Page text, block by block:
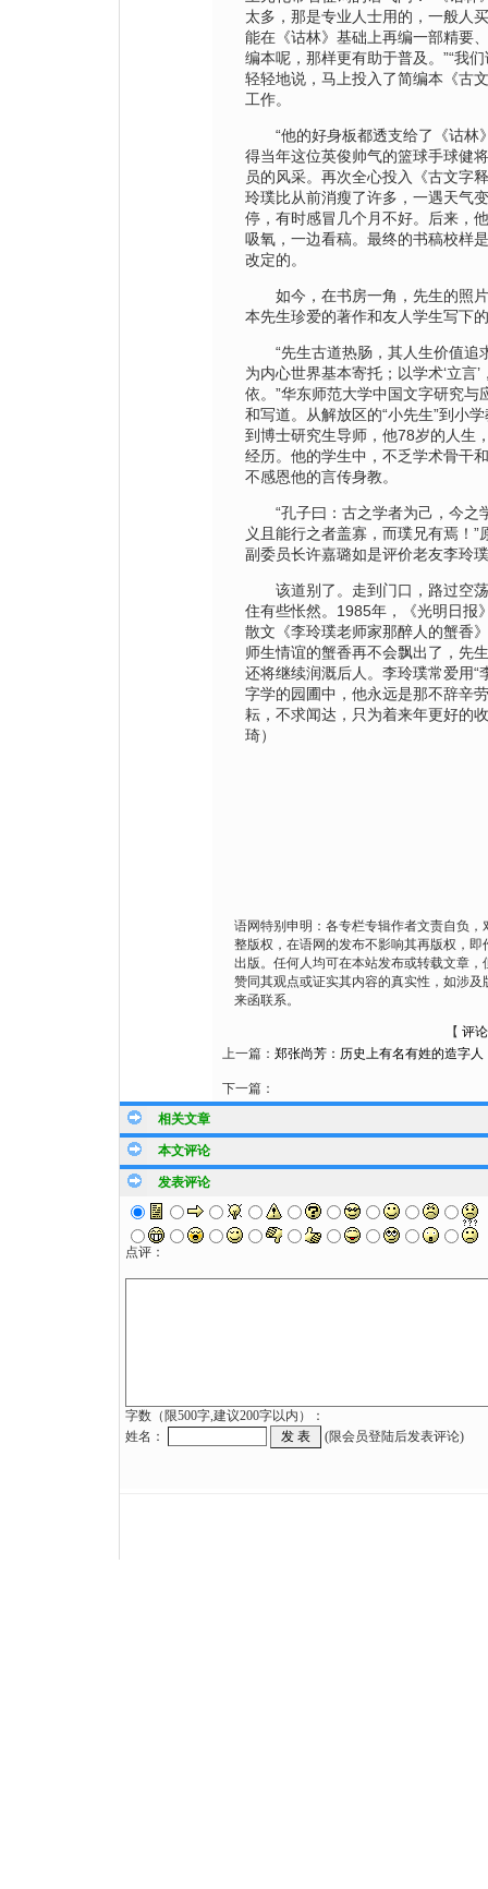
太多，那是专业人士用的，一般人
能在《诂林》基础上再编一部精要
编本呢，那样更有助于普及。”“我
轻轻地说，马上投入了简编本《古
工作。
“他的好身板都透支给了《诂林
得当年这位英俊帅气的篮球手球健
员的风采。再次全心投入《古文字
玲璞比从前消瘦了许多，一遇天气
停，有时感冒几个月不好。后来，
吸氧，一边看稿。最终的书稿校样
改定的。
如今，在书房一角，先生的照片
本先生珍爱的著作和友人学生写下
“先生古道热肠，其人生价值追
为内心世界基本寄托；以学术‘立言
依。”华东师范大学中国文字研究与
和写道。从解放区的“小先生”到小
到博士研究生导师，他78岁的人生
经历。他的学生中，不乏学术骨干
不感恩他的言传身教。
“孔子曰：古之学者为己，今之
义且能行之者盖寡，而璞兄有焉！”
副委员长许嘉璐如是评价老友李玲
该道别了。走到门口，路过空荡
住有些怅然。1985年，《光明日报
散文《李玲璞老师家那醉人的蟹香
师生情谊的蟹香再不会飘出了，先
还将继续润溉后人。李玲璞常爱用“
字学的园圃中，他永远是那不辞辛
耘，不求闻达，只为着来年更好的
琦）
语网特别申明：各专栏专辑作者文责自负，
整版权，在语网的发布不影响其再版权，即
出版。任何人均可在本站发布或转载文章，
赞同其观点或证实其内容的真实性，如涉及
来函联系。
【 评论
上一篇： 郑张尚芳：历史上有名有姓的造字人
下一篇：
相关文章
本文评论
发表评论
点评：
字数（限500字,建议200字以内）：
姓名：
(限会员登陆后发表评论)